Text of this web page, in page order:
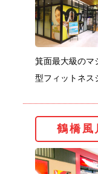
箕面最大級のマ
型フィットネス
鶴橋風